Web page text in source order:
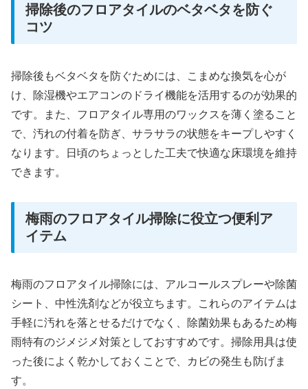
掃除後のフロアタイルのベタベタを防ぐ
コツ
掃除後もベタベタを防ぐためには、こまめな換気を心が
け、除湿機やエアコンのドライ機能を活用するのが効果的
です。また、フロアタイル専用のワックスを薄く塗ること
で、汚れの付着を防ぎ、サラサラの状態をキープしやすく
なります。日頃のちょっとした工夫で快適な床環境を維持
できます。
梅雨のフロアタイル掃除に役立つ便利ア
イテム
梅雨のフロアタイル掃除には、アルコールスプレーや除菌
シート、中性洗剤などが役立ちます。これらのアイテムは
手軽に汚れを落とせるだけでなく、除菌効果もあるため梅
雨特有のジメジメ対策としておすすめです。掃除用具は使
った後によく乾かしておくことで、カビの発生も防げま
す。